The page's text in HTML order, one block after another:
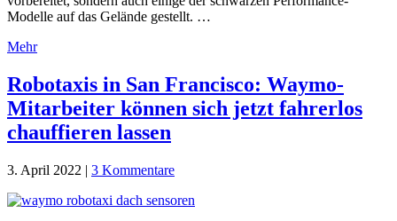
Modelle auf das Gelände gestellt. …
Mehr
Robotaxis in San Francisco: Waymo-
Mitarbeiter können sich jetzt fahrerlos
chauffieren lassen
3. April 2022 | 3 Kommentare